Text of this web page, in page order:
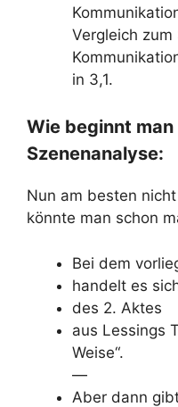
Vergleich
in 3,1.
Wie beginnt
Szenenanalyse:
Nun am besten
könnte man schon
Bei dem
handelt es
des 2. Aktes
aus Lessings
Weise“.
—
Aber dann